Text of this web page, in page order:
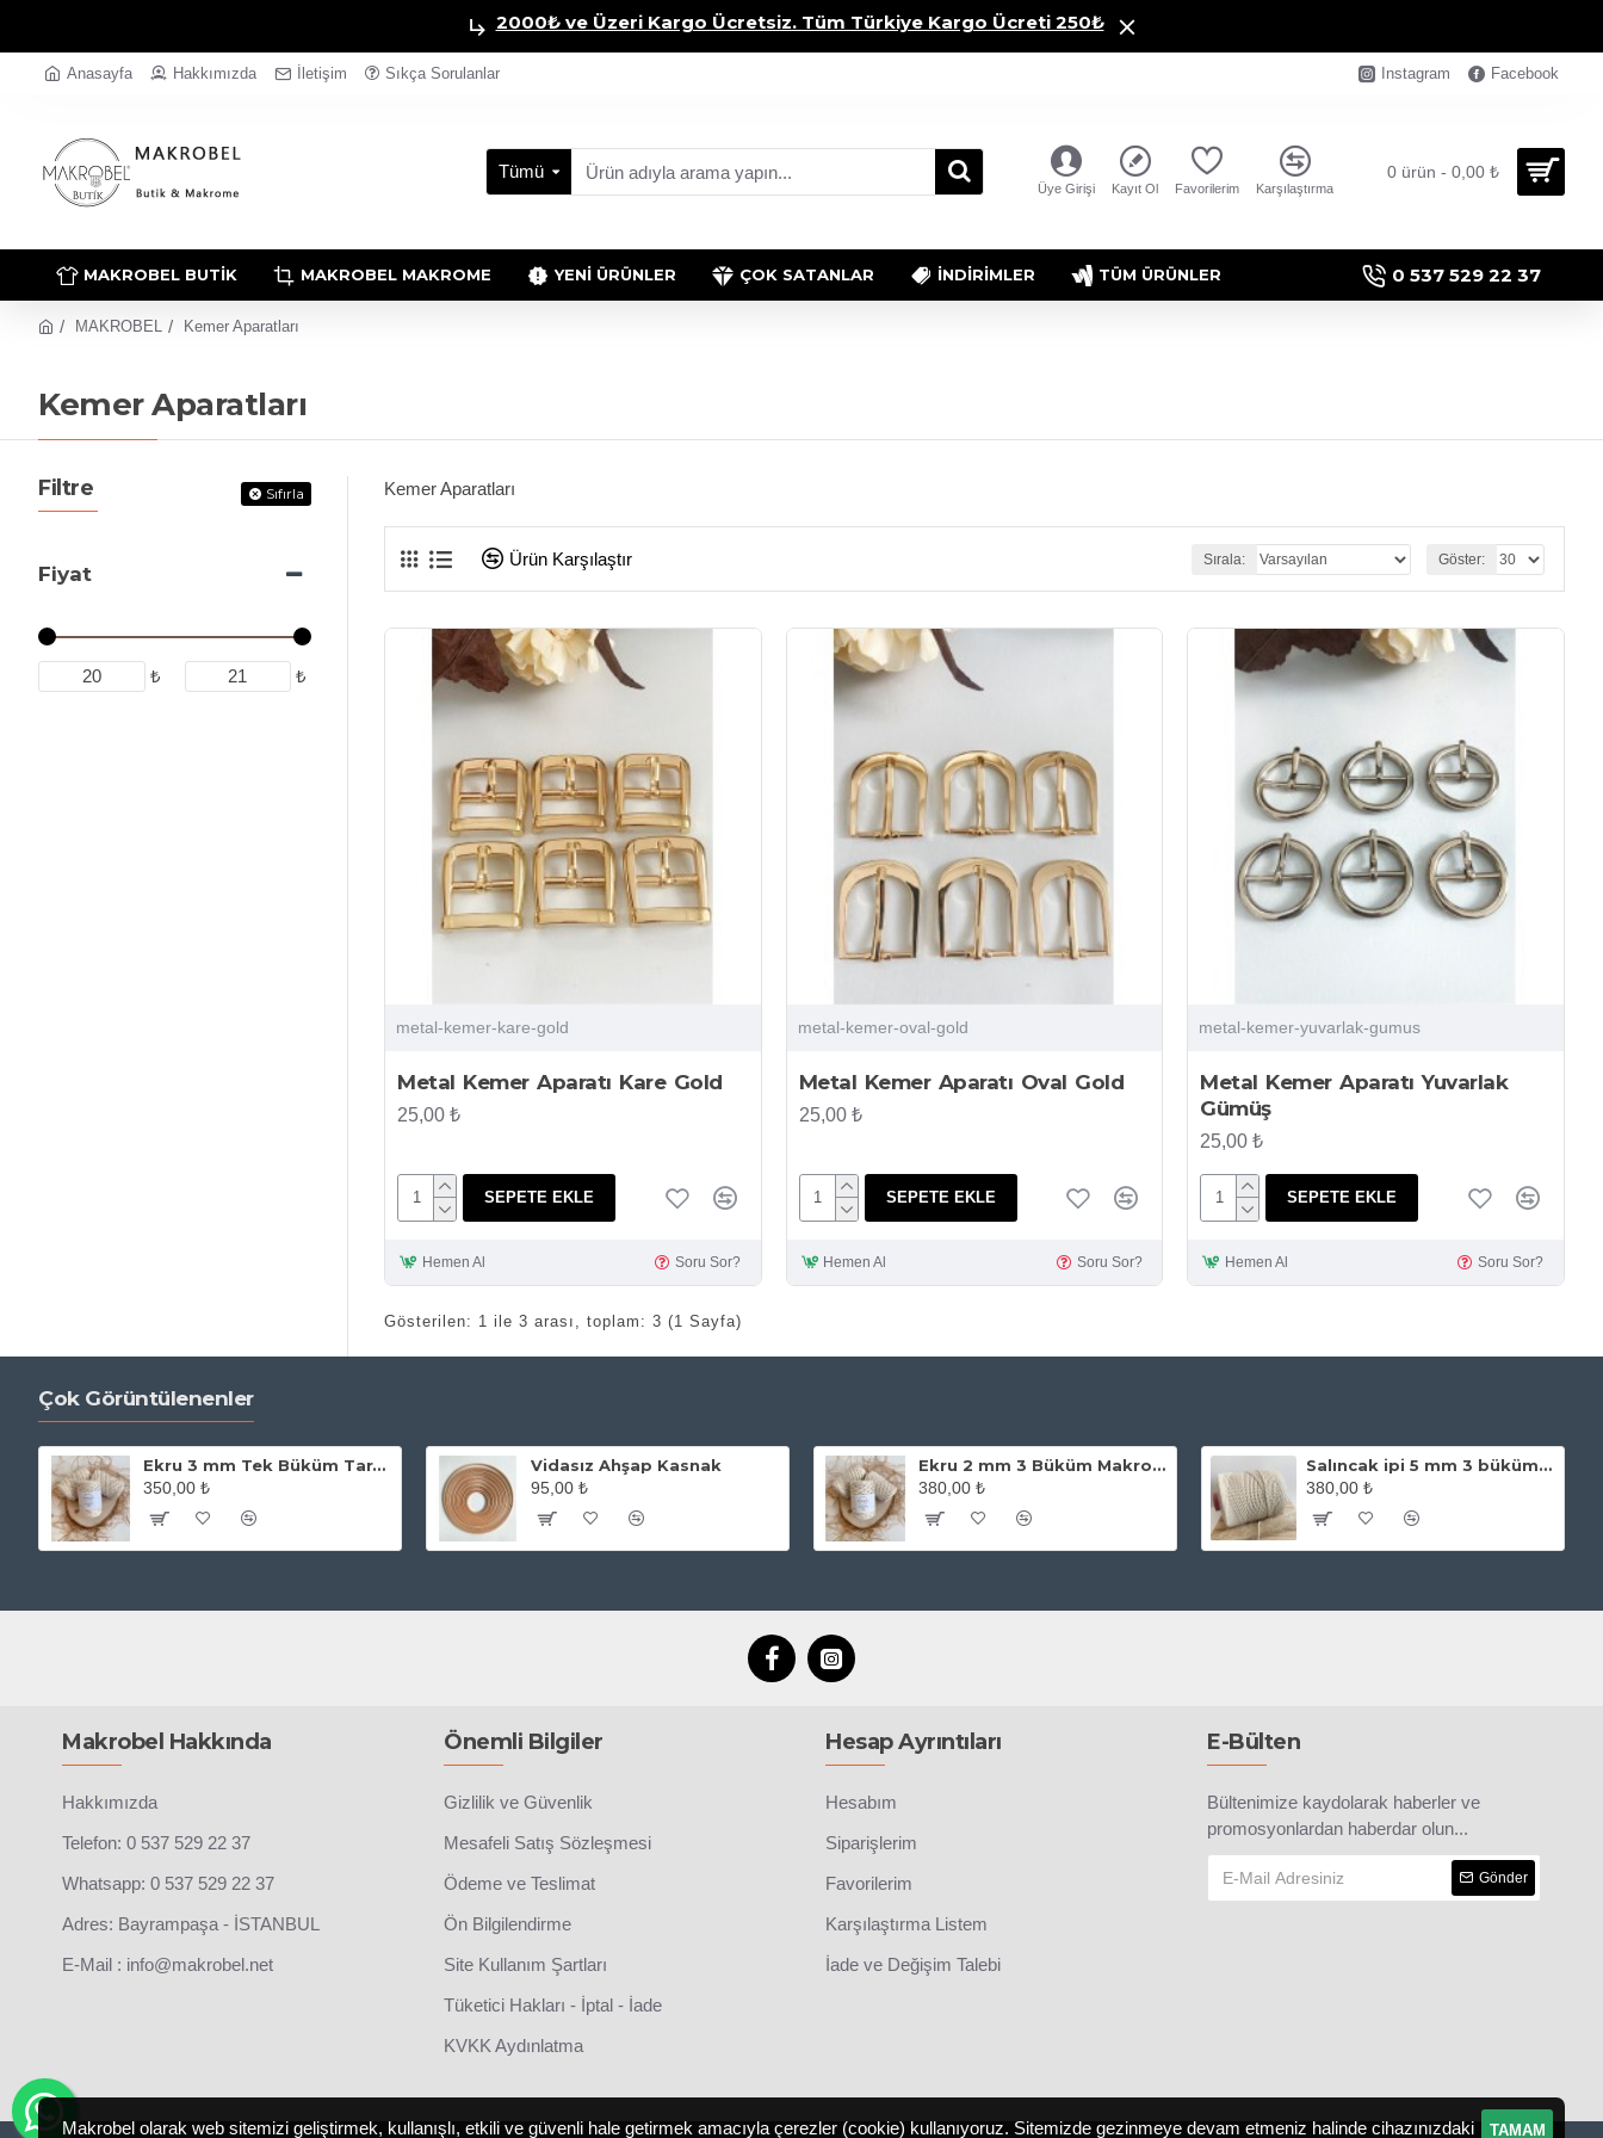
2000₺ ve Üzeri Kargo Ücretsiz. Tüm Türkiye Kargo Ücreti 250₺
Anasayfa Hakkımızda İletişim Sıkça Sorulanlar Instagram Facebook
Tümü
Üye Girişi Kayıt Ol Favorilerim Karşılaştırma
0 ürün - 0,00 ₺
MAKROBEL BUTIK MAKROBEL MAKROME YENI ÜRÜNLER ÇOK SATANLAR İNDIRIMLER TÜM ÜRÜNLER 0 537 529 22 37
MAKROBEL Kemer Aparatları
Kemer Aparatları
Filtre Sıfırla
Fiyat
₺ ₺
Kemer Aparatları
Ürün Karşılaştır Sırala: Göster:
metal-kemer-kare-gold
Metal Kemer Aparatı Kare Gold
25,00 ₺
SEPETE EKLE
Hemen Al Soru Sor?
metal-kemer-oval-gold
Metal Kemer Aparatı Oval Gold
25,00 ₺
SEPETE EKLE
Hemen Al Soru Sor?
metal-kemer-yuvarlak-gumus
Metal Kemer Aparatı Yuvarlak
Gümüş
25,00 ₺
SEPETE EKLE
Hemen Al Soru Sor?
Gösterilen: 1 ile 3 arası, toplam: 3 (1 Sayfa)
Çok Görüntülenenler
Ekru 3 mm Tek Büküm Taranabilir Makrome İpi
350,00 ₺
Vidasız Ahşap Kasnak
95,00 ₺
Ekru 2 mm 3 Büküm Makrome İpi
380,00 ₺
Salıncak ipi 5 mm 3 büküm Ekru
380,00 ₺
Makrobel Hakkında
Hakkımızda
Telefon: 0 537 529 22 37
Whatsapp: 0 537 529 22 37
Adres: Bayrampaşa - İSTANBUL
E-Mail : info@makrobel.net
Önemli Bilgiler
Gizlilik ve Güvenlik
Mesafeli Satış Sözleşmesi
Ödeme ve Teslimat
Ön Bilgilendirme
Site Kullanım Şartları
Tüketici Hakları - İptal - İade
KVKK Aydınlatma
Hesap Ayrıntıları
Hesabım
Siparişlerim
Favorilerim
Karşılaştırma Listem
İade ve Değişim Talebi
E-Bülten
Bültenimize kaydolarak haberler ve
promosyonlardan haberdar olun...
Gönder
TAMAM
Makrobel olarak web sitemizi geliştirmek, kullanışlı, etkili ve güvenli hale getirmek amacıyla çerezler (cookie) kullanıyoruz. Sitemizde gezinmeye devam etmeniz halinde cihazınızdaki